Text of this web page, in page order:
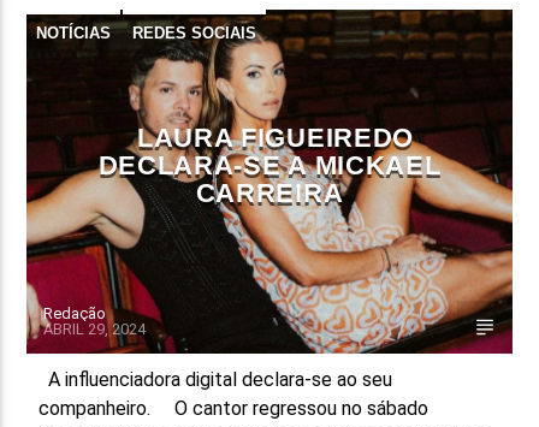
NOTÍCIAS REDES SOCIAIS
LAURA FIGUEIREDO
DECLARA-SE A MICKAEL
CARREIRA
Redação
ABRIL 29, 2024
A influenciadora digital declara-se ao seu
companheiro. O cantor regressou no sábado